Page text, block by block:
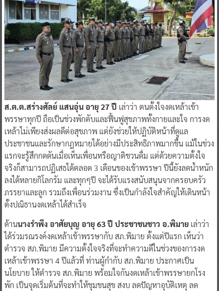
ส.ต.ต.สร่างศัลย์ แสนอุ่น อายุ 27 ปี เล่าว่า ตนตั้งใจงดเหล้าเข้า
พรรษาทุกปี ถือเป็นช่วงพักตับและฟื้นฟูสุขภาพทั้งกายและใจ การงด
เหล้าไม่เพียงส่งผลดีต่อสุขภาพ แต่ยังช่วยให้ปฏิบัติหน้าที่ดูแล
ประชาชนและรักษากฎหมายได้อย่างมีประสิทธิภาพมากขึ้น แม้ในช่วง
แรกจะรู้สึกกดดันเมื่อเห็นเพื่อนหรือญาติชวนดื่ม แต่ด้วยความตั้งใจ
จริงก็สามารถปฏิเสธได้ตลอด 3 เดือนของเข้าพรรษา ปีนี้ยังลดน้ำหนัก
ลงได้หลายกิโลกรัม และทุกๆปี จะได้รับแรงสนับสนุนจากครอบครัว
ภรรยาและลูก รวมถึงเพื่อนร่วมงาน ซึ่งเป็นกำลังใจสำคัญให้เดินหน้า
ตั้งปณิธานงดเหล้าได้สำเร็จ
ด้านนางรำพึง อาศัยบุญ อายุ 63 ปี ประชาชนชาว อ.พิมาย เล่าว่า
ได้ร่วมรณรงค์งดเหล้าเข้าพรรษากับ สภ.พิมาย ตั้งแต่ปีแรก เห็นว่า
ตำรวจ สภ.พิมาย มีความตั้งใจจริงที่จะทำความดีในช่วงของการงด
เหล้าเข้าพรรษา 4 ปีแล้วที่ ท่านผู้กำกับ สภ.พิมาย ประกาศเป็น
นโยบาย ให้ตำรวจ สภ.พิมาย พร้อมใจกันงดเหล้าเข้าพรรษายกโรง
พัก เป็นจุดเริ่มต้นที่จะทำให้ชุมชนสุข สงบ ลดปัญหาอุบัติเหตุ ลด